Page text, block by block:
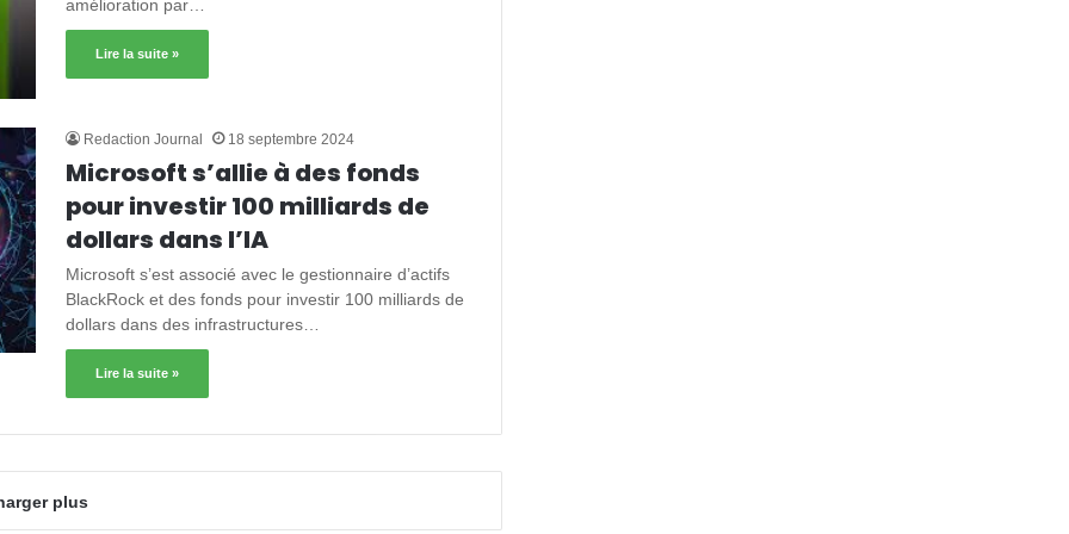
amélioration par…
Lire la suite »
Redaction Journal 18 septembre 2024
Microsoft s’allie à des fonds
pour investir 100 milliards de
dollars dans l’IA
Microsoft s’est associé avec le gestionnaire d’actifs
BlackRock et des fonds pour investir 100 milliards de
dollars dans des infrastructures…
Lire la suite »
plus